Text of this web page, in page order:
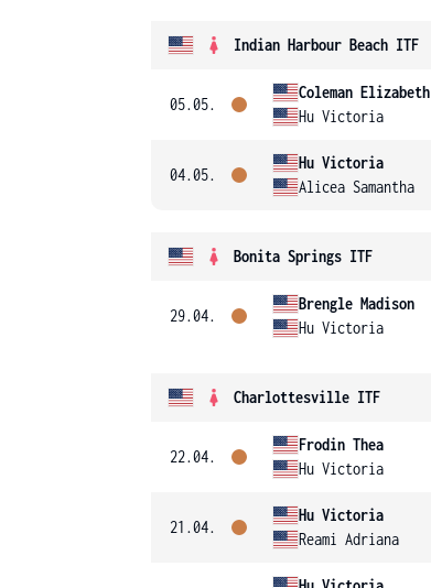
Indian Harbour Beach ITF
05.05.
Coleman Elizabeth
Hu Victoria
04.05.
Hu Victoria
Alicea Samantha
Bonita Springs ITF
29.04.
Brengle Madison
Hu Victoria
Charlottesville ITF
22.04.
Frodin Thea
Hu Victoria
21.04.
Hu Victoria
Reami Adriana